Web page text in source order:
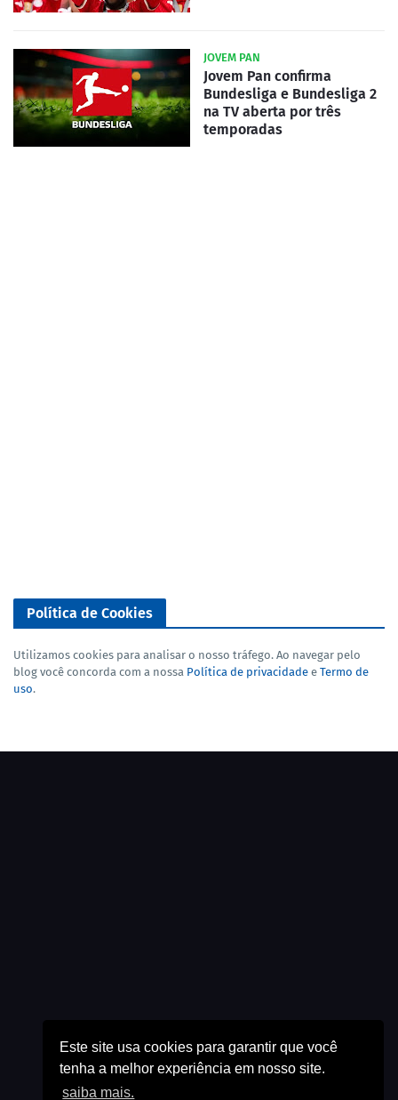
Este site usa cookies para garantir que você
tenha a melhor experiência em nosso site.
saiba mais.
JOVEM PAN
Jovem Pan confirma
Bundesliga e Bundesliga 2
na TV aberta por três
temporadas
Política de Cookies
Utilizamos cookies para analisar o nosso tráfego. Ao navegar pelo
blog você concorda com a nossa Política de privacidade e Termo de
uso.